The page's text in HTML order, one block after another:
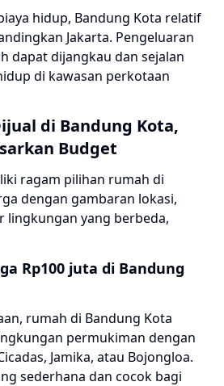
hidup, Bandung Kota relatif
Jakarta. Pengeluaran
dapat dijangkau dan sejalan
di kawasan perkotaan
di Bandung Kota,
Budget
ragam pilihan rumah di
dengan gambaran lokasi,
lingkungan yang berbeda,
Rp100 juta di Bandung
rumah di Bandung Kota
permukiman dengan
Jamika, atau Bojongloa.
sederhana dan cocok bagi